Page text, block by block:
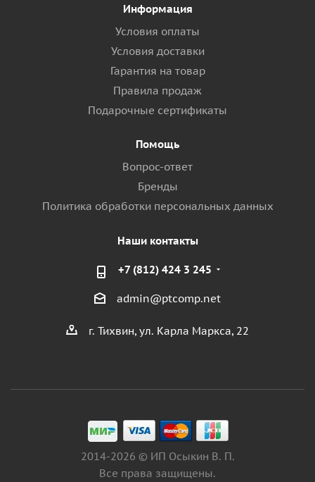
Информация
Условия оплаты
Условия доставки
Гарантия на товар
Правила продаж
Подарочные сертификаты
Помощь
Вопрос-ответ
Бренды
Политика обработки персональных данных
Наши контакты
+7 (812) 424 3 245
admin@ptcomp.net
г. Тихвин, ул. Карла Маркса, 22
2014-2026 © ИП Осыкин В. П.
Все права защищены.